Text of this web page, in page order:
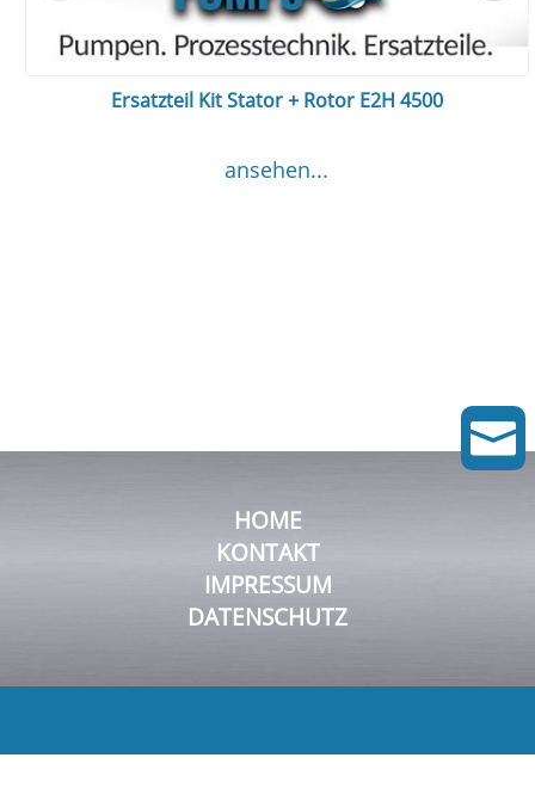
Ersatzteil Kit Stator + Rotor E2H 4500
ansehen...
HOME
KONTAKT
IMPRESSUM
DATENSCHUTZ
© 2026 FluDyn Pumps GmbH
